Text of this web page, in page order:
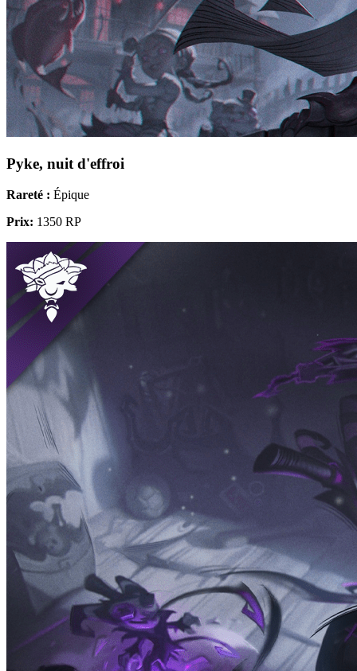
Pyke, nuit d'effroi
Rareté : Épique
Prix: 1350 RP